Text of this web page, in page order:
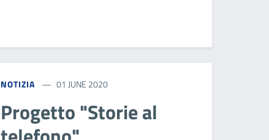
NOTIZIA 01 JUNE 2020
Progetto "Storie al